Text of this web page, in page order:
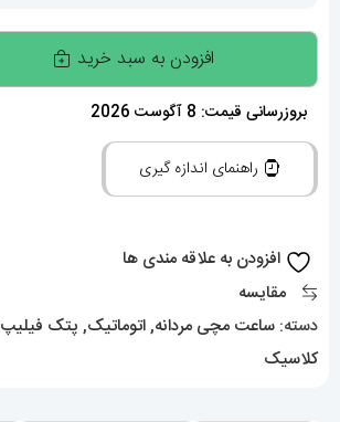
ساعت
مردانه
پتک
فیلیپ
ناتیلوس
صفحه
افزودن به سبد خرید
بروزرسانی قیمت: 8 آگوست 2026
راهنمای اندازه گیری
افزودن به علاقه مندی ها
مقایسه
دسته: ساعت مچی مردانه,اتوماتیک, پتک فیلیپ
کلاسیک